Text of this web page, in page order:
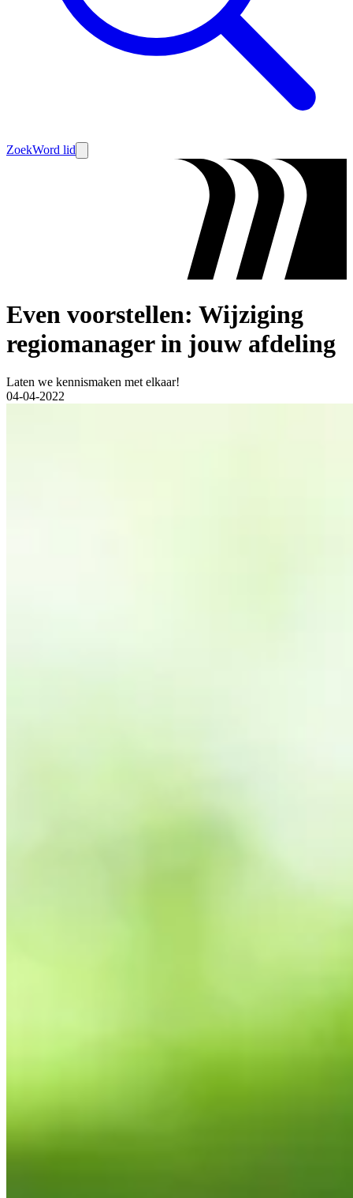
ZoekWord lid
Even voorstellen: Wijziging
regiomanager in jouw afdeling
Laten we kennismaken met elkaar!
04-04-2022